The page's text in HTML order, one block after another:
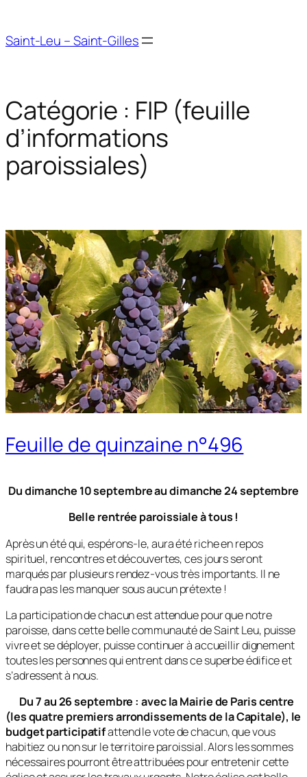
contenu
Saint-Leu – Saint-Gilles
Catégorie : FIP (feuille
d’informations
paroissiales)
Feuille de quinzaine n°496
Du dimanche 10 septembre au dimanche 24 septembre
Belle rentrée paroissiale à tous !
Après un été qui, espérons-le, aura été riche en repos
spirituel, rencontres et découvertes, ces jours seront
marqués par plusieurs rendez-vous très importants. Il ne
faudra pas les manquer sous aucun prétexte !
La participation de chacun est attendue pour que notre
paroisse, dans cette belle communauté de Saint Leu, puisse
vivre et se déployer, puisse continuer à accueillir dignement
toutes les personnes qui entrent dans ce superbe édifice et
s’adressent à nous.
Du 7 au 26 septembre : avec la Mairie de Paris centre
(les quatre premiers arrondissements de la Capitale), le
budget participatifattend le vote de chacun, que vous
habitiez ou non sur le territoire paroissial. Alors les sommes
nécessaires pourront être attribuées pour entretenir cette